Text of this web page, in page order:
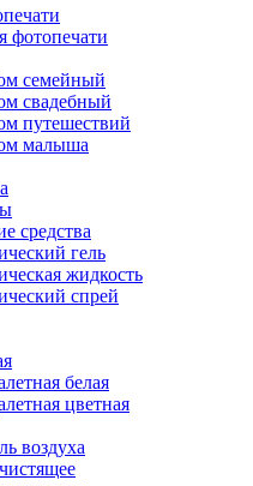
фотопечати
семейный
свадебный
путешествий
малыша
средства
гель
жидкость
спрей
белая
цветная
воздуха